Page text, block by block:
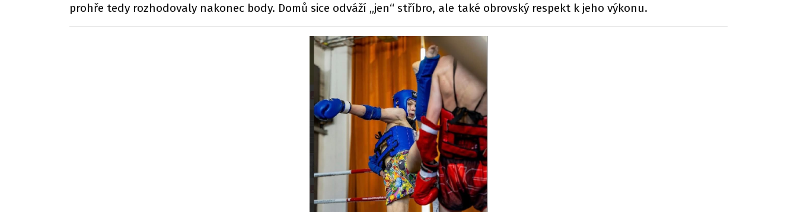
prohře tedy rozhodovaly nakonec body. Domů sice odváží „jen“ stříbro, ale také obrovský respekt k jeho výkonu.